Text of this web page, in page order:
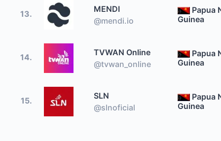
13.
MENDI
@mendi.io
Papua
Guinea
14.
TVWAN Online
@tvwan_online
Papua
Guinea
15.
SLN
@slnoficial
Papua
Guinea